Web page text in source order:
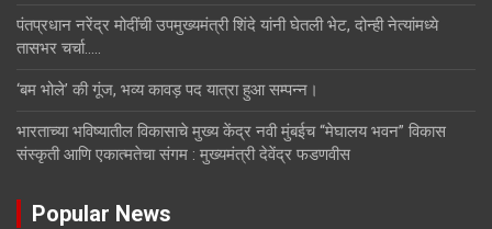
पंतप्रधान नरेंद्र मोदींची उपमुख्यमंत्री शिंदे यांनी घेतली भेट, दोन्ही नेत्यांमध्ये
तासभर चर्चा…..
‘बम भोले’ की गूंज, भव्य कावड़ पद यात्रा हुआ सम्पन्न।
भारताच्या भविष्यातील विकासाचे मुख्य केंद्र नवी मुंबईच “मेघालय भवन” विकास
संस्कृती आणि एकात्मतेचा संगम : मुख्यमंत्री देवेंद्र फडणवीस
Popular News